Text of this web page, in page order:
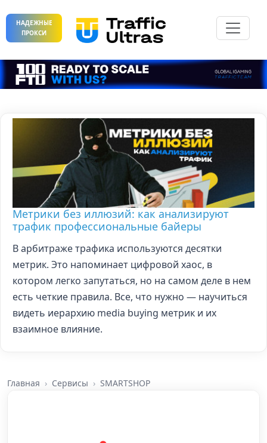
НАДЕЖНЫЕ
ПРОКСИ
Метрики без иллюзий: как анализируют
трафик профессиональные байеры
В арбитраже трафика используются десятки
метрик. Это напоминает цифровой хаос, в
котором легко запутаться, но на самом деле в нем
есть четкие правила. Все, что нужно — научиться
видеть иерархию media buying метрик и их
взаимное влияние.
Главная Сервисы SMARTSHOP